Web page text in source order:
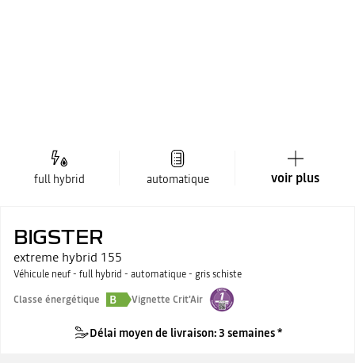
full hybrid automatique voir plus
BIGSTER
extreme hybrid 155
Véhicule neuf - full hybrid - automatique - gris schiste
Classe énergétique
B Vignette Crit'Air
Délai moyen de livraison: 3 semaines *